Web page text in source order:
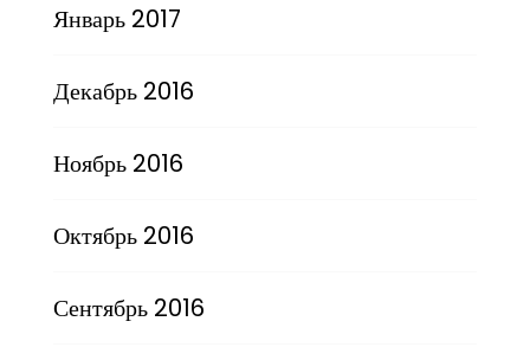
Январь 2017
Декабрь 2016
Ноябрь 2016
Октябрь 2016
Сентябрь 2016